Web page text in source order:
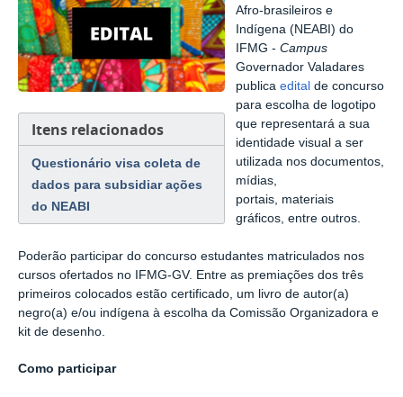
Itens relacionados
Questionário visa coleta de
dados para subsidiar ações
do NEABI
Afro-brasileiros e
Indígena (NEABI) do
IFMG -Campus
Governador Valadares
publicaedital de concurso
para escolha de logotipo
que representará a sua
identidade visuala ser
utilizada nos documentos,
mídias,
portais, materiais
gráficos, entre outros.
Poderão participar do concurso estudantes matriculados nos
cursos ofertados no IFMG-GV. Entre as premiações dos três
primeiros colocados estão certificado, um livro de autor(a)
negro(a) e/ou indígena à escolha da Comissão Organizadora e
kit de desenho.
Como participar